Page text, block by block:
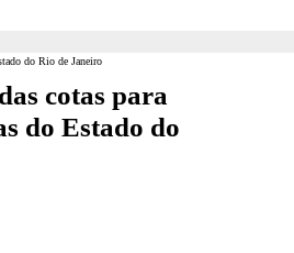
do Rio de Janeiro
cotas para
do Estado do